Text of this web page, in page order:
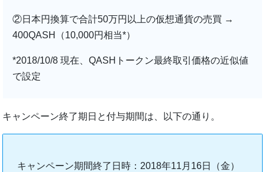
②日本円換算で合計50万円以上の仮想通貨の売買 →
400QASH（10,000円相当*）
*2018/10/8 現在、QASHトークン最終取引価格の近似値
で設定
キャンペーン終了期日と付与期間は、以下の通り。
キャンペーン期間終了日時：2018年11月16日（金）